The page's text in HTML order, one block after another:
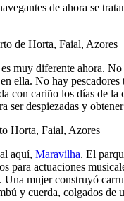
de ahora se
muy diferente ahora.
ella. No hay pescadores
con cariño los días de la
ser despiezadas y
aquí, Maravilha. El
para actuaciones
Una mujer construyó
y cuerda, colgados de